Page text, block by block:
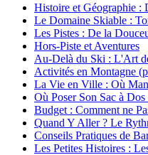
Histoire et Géographie :
Le Domaine Skiable :
Les Pistes : De la
Hors-Piste et Aventures
Au-Delà du Ski : L'Art
Activités en Montagne
La Vie en Ville : Où
Où Poser Son Sac à
Budget : Comment ne
Quand Y Aller ? Le
Conseils Pratiques de
Les Petites Histoires :